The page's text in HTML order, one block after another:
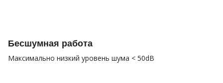
Бесшумная работа
Максимально низкий уровень шума < 50dB